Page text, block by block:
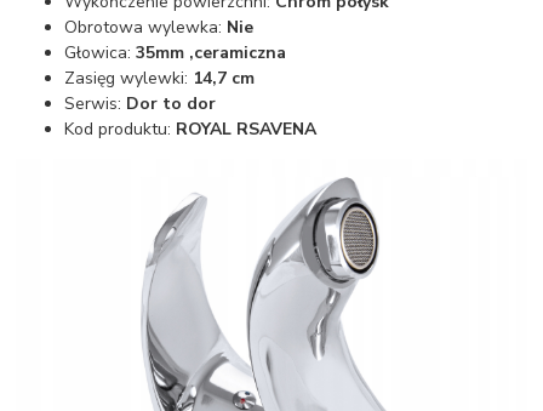
Obrotowa wylewka: Nie
Głowica:35mm ,ceramiczna
Zasięg wylewki: 14,7 cm
Serwis: Dor to dor
Kod produktu: ROYAL RSAVENA